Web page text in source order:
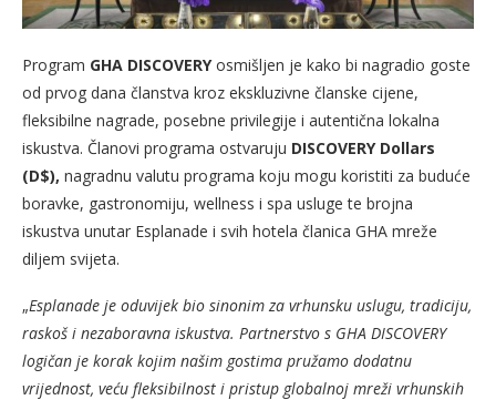
Program GHA DISCOVERYosmišljen je kako bi nagradio goste
od prvog dana članstva kroz ekskluzivne članske cijene,
fleksibilne nagrade, posebne privilegije i autentična lokalna
iskustva. Članovi programa ostvaruju DISCOVERY Dollars
(D$), nagradnu valutu programa koju mogu koristiti za buduće
boravke, gastronomiju, wellness i spa usluge te brojna
iskustva unutar Esplanade i svih hotela članica GHA mreže
diljem svijeta.
„Esplanade je oduvijek bio sinonim za vrhunsku uslugu, tradiciju,
raskoš i nezaboravna iskustva. Partnerstvo s GHA DISCOVERY
logičan je korak kojim našim gostima pružamo dodatnu
vrijednost, veću fleksibilnost i pristup globalnoj mreži vrhunskih